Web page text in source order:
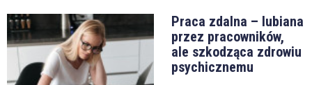
Praca zdalna – lubiana
przez pracowników,
ale szkodząca zdrowiu
psychicznemu